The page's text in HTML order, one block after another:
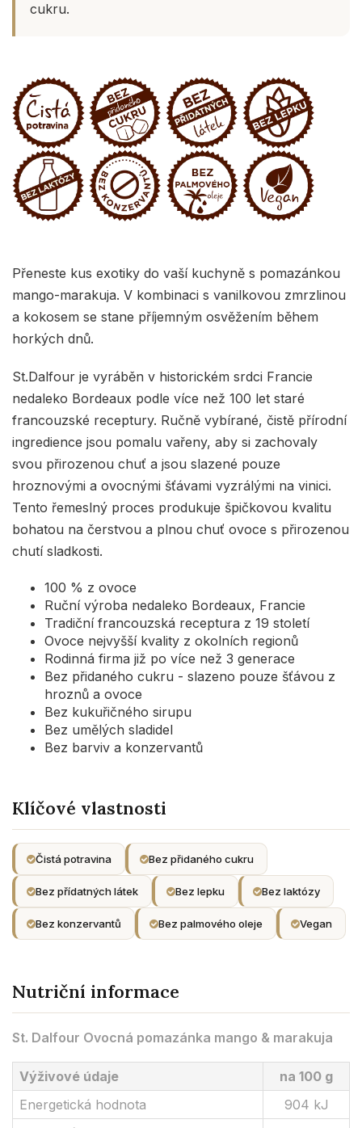
cukru.
Přeneste kus exotiky do vaší kuchyně s pomazánkou
mango-marakuja. V kombinaci s vanilkovou zmrzlinou
a kokosem se stane příjemným osvěžením během
horkých dnů.
St.Dalfour je vyráběn v historickém srdci Francie
nedaleko Bordeaux podle více než 100 let staré
francouzské receptury. Ručně vybírané, čistě přírodní
ingredience jsou pomalu vařeny, aby si zachovaly
svou přirozenou chuť a jsou slazené pouze
hroznovými a ovocnými šťávami vyzrálými na vinici.
Tento řemeslný proces produkuje špičkovou kvalitu
bohatou na čerstvou a plnou chuť ovoce s přirozenou
chutí sladkosti.
100 % z ovoce
Ruční výroba nedaleko Bordeaux, Francie
Tradiční francouzská receptura z 19 století
Ovoce nejvyšší kvality z okolních regionů
Rodinná firma již po více než 3 generace
Bez přidaného cukru - slazeno pouze šťávou z
hroznů a ovoce
Bez kukuřičného sirupu
Bez umělých sladidel
Bez barviv a konzervantů
Klíčové vlastnosti
Čistá potravina Bez přidaného cukru
Bez přídatných látek Bez lepku Bez laktózy
Bez konzervantů Bez palmového oleje Vegan
Nutriční informace
St. Dalfour Ovocná pomazánka mango & marakuja
Výživové údaje
na 100 g
Energetická hodnota
904 kJ